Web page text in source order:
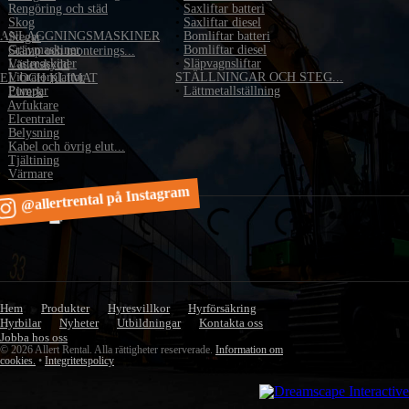
•Rengöring och städ
Skog
ANLÄGGNINGSMASKINER
Grävmaskiner
Lastmaskiner
•Vibratorplattor
Pumpar
Saxliftar batteri
Saxliftar diesel
Bomliftar batteri
Bomliftar diesel
• Släpvagnsliftar
STÄLLNINGAR OCH STEG...
• Lättmetallställning
•Stegar
Stämp och monterings...
Väderskydd
EL OCH KLIMAT
Elverk
Avfuktare
Elcentraler
Belysning
Kabel och övrig elut...
Tjältining
Värmare
@allertrental på Instagram
Hem Produkter Hyresvillkor
Hyrförsäkring
Hyrbilar
Nyheter Utbildningar
Kontakta oss
Jobba hos oss
© 2026 Allert Rental. Alla rättigheter reserverade. Information om
cookies. • Integritetspolicy